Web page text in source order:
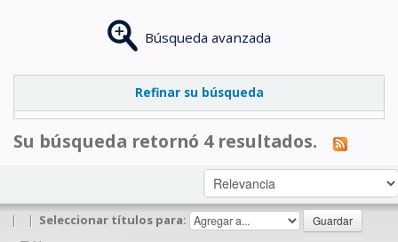
Búsqueda avanzada
Refinar su búsqueda
Su búsqueda retornó 4 resultados.
| | Seleccionar títulos para: